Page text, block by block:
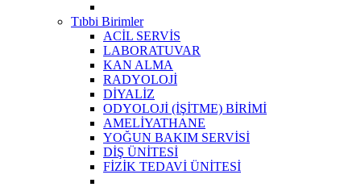
Tıbbi Birimler
ACİL SERVİS
LABORATUVAR
KAN ALMA
RADYOLOJİ
DİYALİZ
ODYOLOJİ (İŞİTME) BİRİMİ
AMELİYATHANE
YOĞUN BAKIM SERVİSİ
DİŞ ÜNİTESİ
FİZİK TEDAVİ ÜNİTESİ